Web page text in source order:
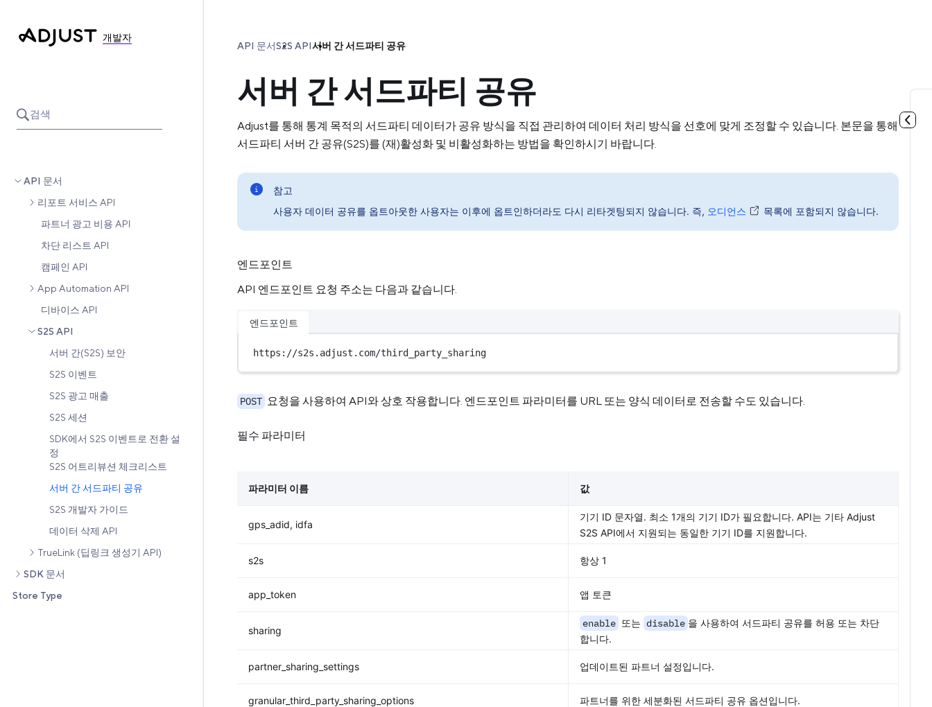
개발자
검색
API 문서
리포트 서비스 API
파트너 광고 비용 API
차단 리스트 API
캠페인 API
App Automation API
디바이스 API
S2S API
서버 간(S2S) 보안
S2S 이벤트
S2S 광고 매출
S2S 세션
SDK에서 S2S 이벤트로 전환 설
정
S2S 어트리뷰션 체크리스트
서버 간 서드파티 공유
S2S 개발자 가이드
데이터 삭제 API
TrueLink (딥링크 생성기 API)
SDK 문서
Store Type
API 문서S2S API서버 간 서드파티 공유
서버 간 서드파티 공유
Adjust를 통해 통계 목적의 서드파티 데이터가 공유 방식을 직접 관리하여 데이터 처리 방식을 선호에 맞게 조정할 수 있습니다. 본문을 통해
서드파티 서버 간 공유(S2S)를 (재)활성화 및 비활성화하는 방법을 확인하시기 바랍니다.
참고
사용자 데이터 공유를 옵트아웃한 사용자는 이후에 옵트인하더라도 다시 리타겟팅되지 않습니다. 즉, 오디언스 목록에 포함되지 않습니다.
엔드포인트
API 엔드포인트 요청 주소는 다음과 같습니다.
엔드포인트
https://s2s.adjust.com/third_party_sharing
POST 요청을 사용하여 API와 상호 작용합니다. 엔드포인트 파라미터를 URL 또는 양식 데이터로 전송할 수도 있습니다.
필수 파라미터
파라미터 이름 값
gps_adid, idfa
기기 ID 문자열. 최소 1개의 기기 ID가 필요합니다. API는 기타 Adjust
S2S API에서 지원되는 동일한 기기 ID를 지원합니다.
s2s 항상 1
app_token 앱 토큰
sharing
enable 또는 disable 을 사용하여 서드파티 공유를 허용 또는 차단
합니다.
partner_sharing_settings 업데이트된 파트너 설정입니다.
granular_third_party_sharing_options 파트너를 위한 세분화된 서드파티 공유 옵션입니다.